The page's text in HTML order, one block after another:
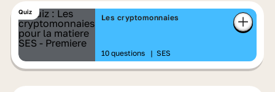
Quiz
Les cryptomonnaies
10 questions | SES